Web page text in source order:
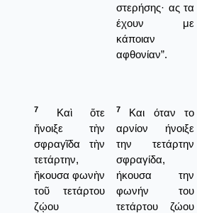
στερήσης· ας τα
έχουν με
κάποιαν
αφθονίαν”.
7
Καὶ ὅτε
ἤνοιξε τὴν
σφραγῖδα τὴν
τετάρτην,
ἤκουσα φωνὴν
τοῦ τετάρτου
ζῴου
7
Και όταν το
αρνίον ήνοιξε
την τετάρτην
σφραγίδα,
ήκουσα την
φωνήν του
τετάρτου ζώου